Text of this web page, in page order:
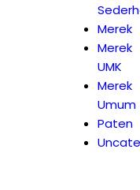
Merek
Merek
UMK
Merek
Umum
Paten